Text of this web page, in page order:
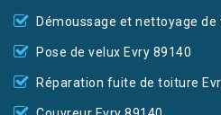
Démoussage et nettoyage de
Pose de velux Evry 89140
Réparation fuite de toiture